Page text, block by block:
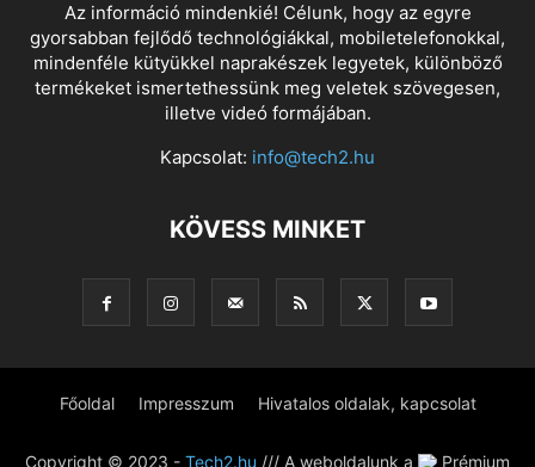
Az információ mindenkié! Célunk, hogy az egyre
gyorsabban fejlődő technológiákkal, mobiletelefonokkal,
mindenféle kütyükkel naprakészek legyetek, különböző
termékeket ismertethessünk meg veletek szövegesen,
illetve videó formájában.
Kapcsolat: info@tech2.hu
KÖVESS MINKET
Főoldal Impresszum Hivatalos oldalak, kapcsolat
Copyright © 2023 - Tech2.hu /// A weboldalunk a Prémium